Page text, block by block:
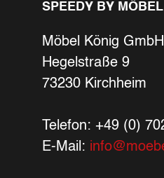
SPEEDY BY
Möbel König GmbH
Hegelstraße 9
73230 Kirchheim
Telefon: +49 (0)
E-Mail: